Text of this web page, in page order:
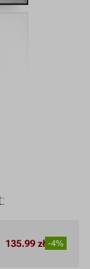
135.99 zł -4%